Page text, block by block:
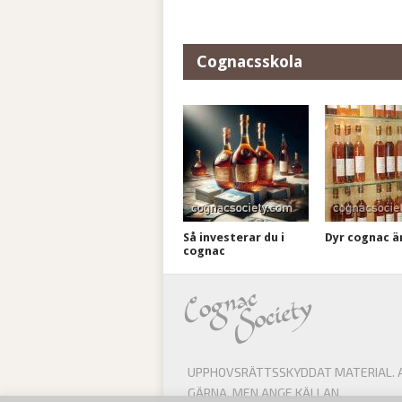
Cognacsskola
Så investerar du i
cognac
Dyr cognac
UPPHOVSRÄTTSSKYDDAT
GÄRNA, MEN ANGE KÄLLAN.